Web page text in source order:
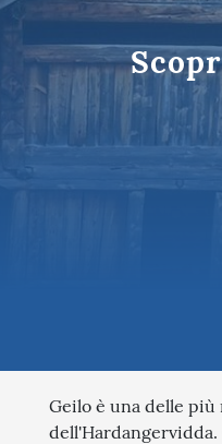
Geilo è una delle
dell'Hardangervidda.